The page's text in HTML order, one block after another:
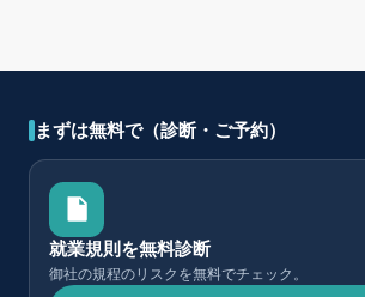
まずは無料で（診断・ご予約）
就業規則を無料診断
御社の規程のリスクを無料でチェック。